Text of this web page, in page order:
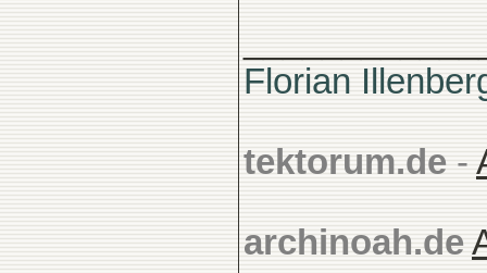
Florian
tektorum.de -
archinoah.de